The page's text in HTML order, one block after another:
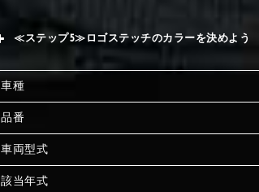
≪ステップ5≫ロゴステッチのカラーを決めよう
車種
品番
車両型式
該当年式